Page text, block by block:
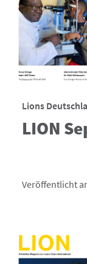
Lions
LION
Veröffentlicht